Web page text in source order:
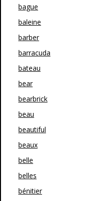
bague
baleine
barber
barracuda
bateau
bear
bearbrick
beau
beautiful
beaux
belle
belles
bénitier